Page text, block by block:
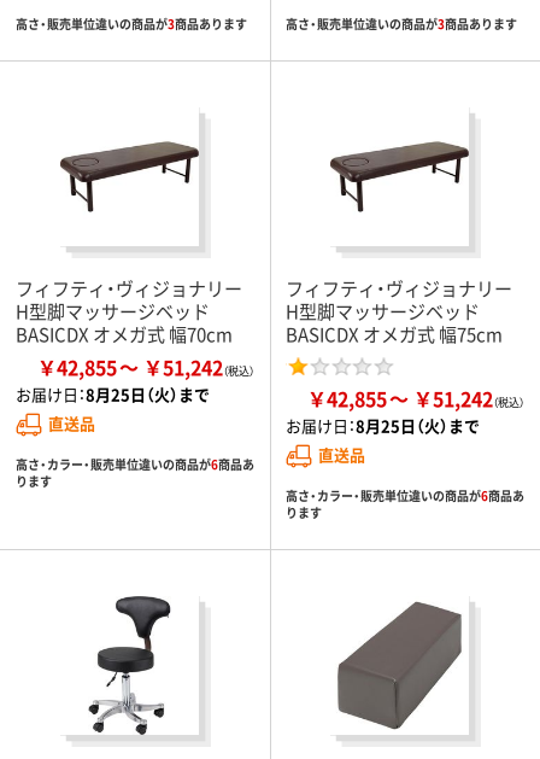
高さ・販売単位違いの商品が3商品あります 高さ・販売単位違いの商品が3商品あります
フィフティ・ヴィジョナリー
H型脚マッサージベッド
BASICDX オメガ式 幅70cm
￥42,855 ￥51,242
お届け日：8月25日（火）まで
直送品
高さ・カラー・販売単位違いの商品が6商品あ
ります
フィフティ・ヴィジョナリー
H型脚マッサージベッド
BASICDX オメガ式 幅75cm
￥42,855 ￥51,242
お届け日：8月25日（火）まで
直送品
高さ・カラー・販売単位違いの商品が6商品あ
ります